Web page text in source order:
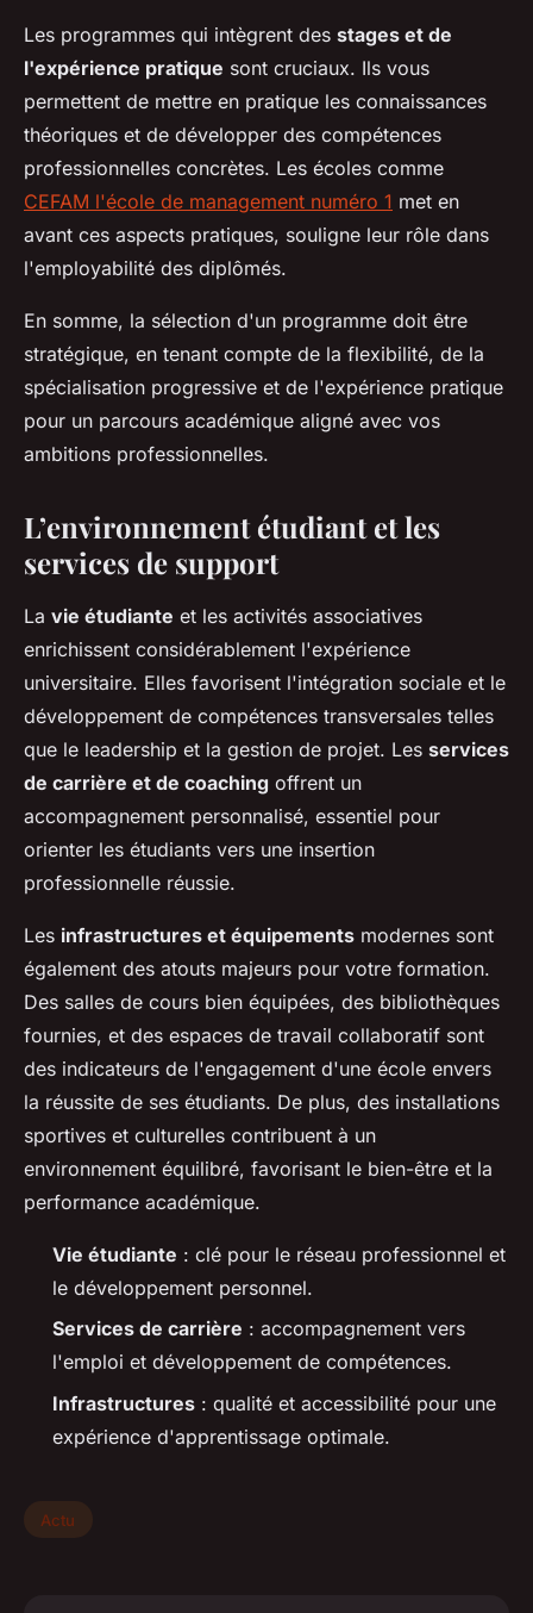
Les programmes qui intègrent des stages et de
l'expérience pratique sont cruciaux. Ils vous
permettent de mettre en pratique les connaissances
théoriques et de développer des compétences
professionnelles concrètes. Les écoles comme
CEFAM l'école de management numéro 1 met en
avant ces aspects pratiques, souligne leur rôle dans
l'employabilité des diplômés.
En somme, la sélection d'un programme doit être
stratégique, en tenant compte de la flexibilité, de la
spécialisation progressive et de l'expérience pratique
pour un parcours académique aligné avec vos
ambitions professionnelles.
L’environnement étudiant et les
services de support
La vie étudiante et les activités associatives
enrichissent considérablement l'expérience
universitaire. Elles favorisent l'intégration sociale et le
développement de compétences transversales telles
que le leadership et la gestion de projet. Les services
de carrière et de coaching offrent un
accompagnement personnalisé, essentiel pour
orienter les étudiants vers une insertion
professionnelle réussie.
Les infrastructures et équipements modernes sont
également des atouts majeurs pour votre formation.
Des salles de cours bien équipées, des bibliothèques
fournies, et des espaces de travail collaboratif sont
des indicateurs de l'engagement d'une école envers
la réussite de ses étudiants. De plus, des installations
sportives et culturelles contribuent à un
environnement équilibré, favorisant le bien-être et la
performance académique.
Vie étudiante : clé pour le réseau professionnel et
le développement personnel.
Services de carrière : accompagnement vers
l'emploi et développement de compétences.
Infrastructures : qualité et accessibilité pour une
expérience d'apprentissage optimale.
Actu